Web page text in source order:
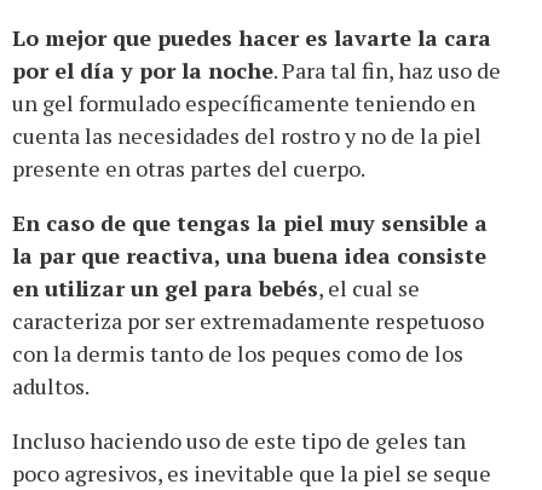
Lo mejor que puedes hacer es lavarte la cara
por el día y por la noche. Para tal fin, haz uso de
un gel formulado específicamente teniendo en
cuenta las necesidades del rostro y no de la piel
presente en otras partes del cuerpo.
En caso de que tengas la piel muy sensible a
la par que reactiva, una buena idea consiste
en utilizar un gel para bebés, el cual se
caracteriza por ser extremadamente respetuoso
con la dermis tanto de los peques como de los
adultos.
Incluso haciendo uso de este tipo de geles tan
poco agresivos, es inevitable que la piel se seque